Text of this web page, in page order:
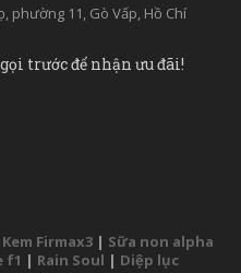
phường 11, Gò Vấp, Hồ Chí
trước để nhận ưu đãi!
Kem Firmax3 | Sữa non alpha
f1 | Rain Soul | Diệp lục